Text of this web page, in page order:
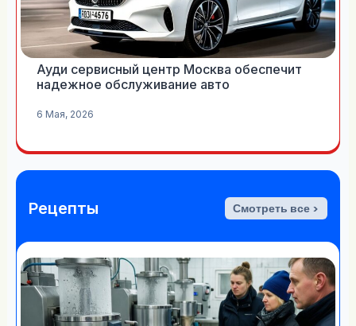
Ауди сервисный центр Москва обеспечит
надежное обслуживание авто
6 Мая, 2026
Рецепты Смотреть все >